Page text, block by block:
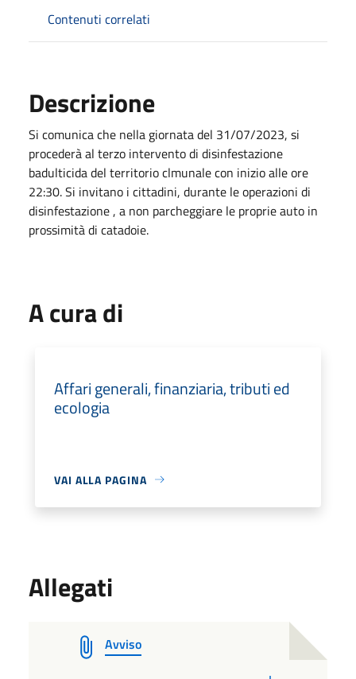
Contenuti correlati
Descrizione
Si comunica che nella giornata del 31/07/2023, si
procederà al terzo intervento di disinfestazione
badulticida del territorio clmunale con inizio alle ore
22:30. Si invitano i cittadini, durante le operazioni di
disinfestazione , a non parcheggiare le proprie auto in
prossimità di catadoie.
A cura di
Affari generali, finanziaria, tributi ed
ecologia
VAI ALLA PAGINA
Allegati
Avviso